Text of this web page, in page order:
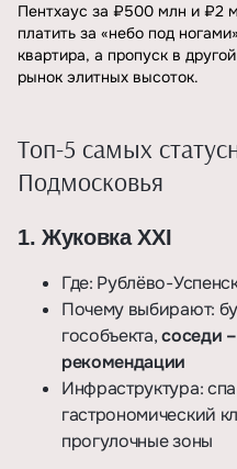
Пентхаус за ₽500 млн и ₽2
платить за «небо под
квартира, а пропуск в
рынок элитных высоток.
Топ-5 самых
Подмосковья
1. Жуковка XXI
Где: Рублёво-
Почему выбирают:
гособъекта,соседи
рекомендации
Инфраструктура:
гастрономический
прогулочные зоны